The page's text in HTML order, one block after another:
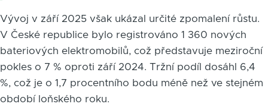
Vývoj v září 2025 však ukázal určité zpomalení růstu.
V České republice bylo registrováno 1 360 nových
bateriových elektromobilů, což představuje meziroční
pokles o 7 % oproti září 2024. Tržní podíl dosáhl 6,4
%, což je o 1,7 procentního bodu méně než ve stejném
období loňského roku.